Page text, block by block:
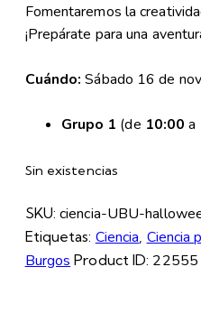
Fomentaremos la
¡Prepárate para una
Cuándo: Sábado 16 de
Grupo 1 (de 10:00 a
Sin existencias
SKU:ciencia-UBU-
Etiquetas: Ciencia, Ciencia
Burgos Product ID: 22555